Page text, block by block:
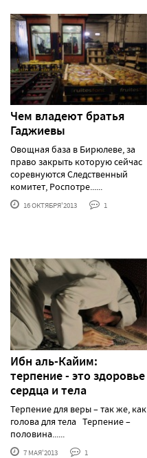
Чем владеют братья
Гаджиевы
Овощная база в Бирюлеве, за
право закрыть которую сейчас
соревнуются Следственный
комитет, Роспотре......
16 ОКТЯБРЯ'2013 1
Ибн аль-Кайим:
терпение - это здоровье
сердца и тела
Терпение для веры – так же, как
голова для тела Терпение –
половина......
7 МАЯ'2013 1